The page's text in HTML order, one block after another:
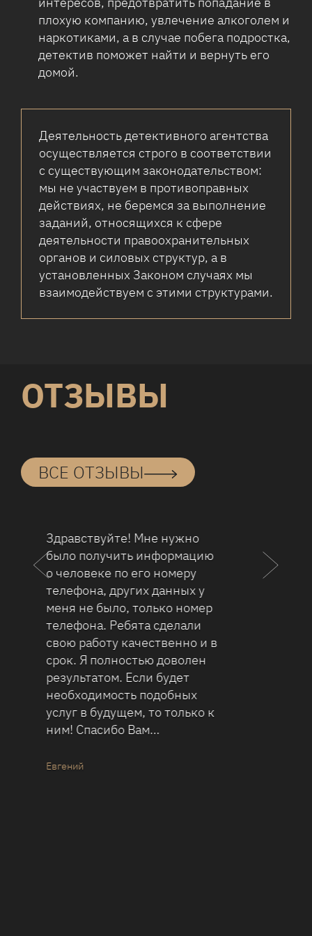
плохую компанию, увлечение алкоголем и
наркотиками, а в случае побега подростка,
детектив поможет найти и вернуть его
домой.
Деятельность детективного агентства
осуществляется строго в соответствии
с существующим законодательством:
мы не участвуем в противоправных
действиях, не беремся за выполнение
заданий, относящихся к сфере
деятельности правоохранительных
органов и силовых структур, а в
установленных Законом случаях мы
взаимодействуем с этими структурами.
ОТЗЫВЫ
ВСЕ ОТЗЫВЫ
Благодарен агентству в
решении вопроса, который
тянулся много лет. После
подключения ребят к моей
проблеме, вопрос возврат
долга начал активно
решаться. Хорошо, что в
наше время есть к кому
обратиться по подобным
проблемам. Сожалею, что
раньше не обратился к
агентству. Большое спасибо
+380634188495…